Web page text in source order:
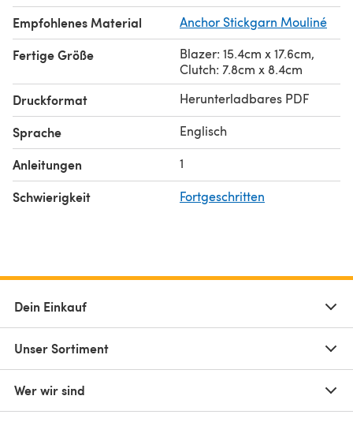
Empfohlenes Material Anchor Stickgarn Mouliné
Fertige Größe
Blazer: 15.4cm x 17.6cm,
Clutch: 7.8cm x 8.4cm
Druckformat Herunterladbares PDF
Sprache Englisch
Anleitungen 1
Schwierigkeit Fortgeschritten
Dein Einkauf
Unser Sortiment
Wer wir sind